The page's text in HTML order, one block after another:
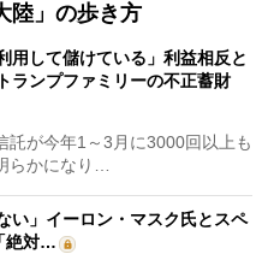
陸」の歩き方
用して儲けている」利益相反と
ランプファミリーの不正蓄財
が今年1～3月に3000回以上も
らかになり…
い」イーロン・マスク氏とスペ
絶対…